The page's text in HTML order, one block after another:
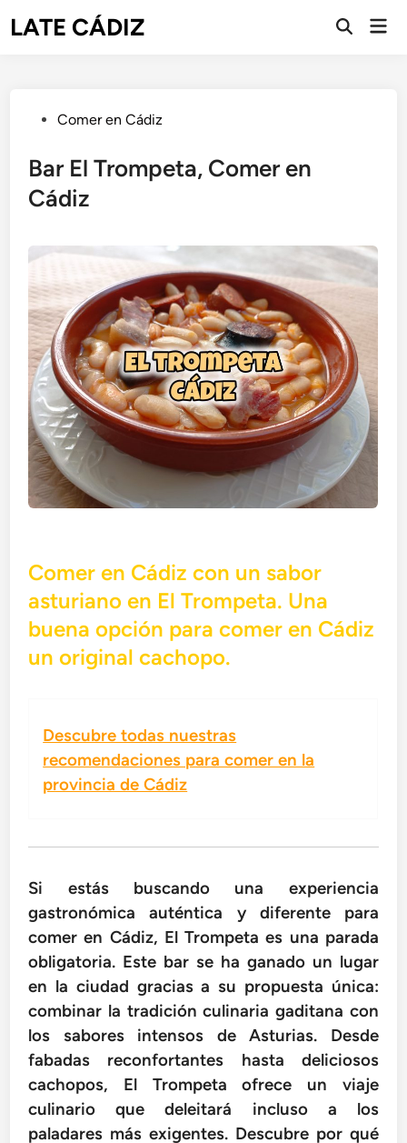
LATE CÁDIZ
Abrir
Publicado
Comer en Cádiz
Bar El Trompeta, Comer en
Cádiz
Comer en Cádiz con un sabor
asturiano en El Trompeta. Una
buena opción para comer en Cádiz
un original cachopo.
Descubre todas nuestras
recomendaciones para comer en la
provincia de Cádiz
Si estás buscando una experiencia
gastronómica auténtica y diferente para
comer en Cádiz, El Trompeta es una parada
obligatoria. Este bar se ha ganado un lugar
en la ciudad gracias a su propuesta única:
combinar la tradición culinaria gaditana con
los sabores intensos de Asturias. Desde
fabadas reconfortantes hasta deliciosos
cachopos, El Trompeta ofrece un viaje
culinario que deleitará incluso a los
paladares más exigentes. Descubre por qué